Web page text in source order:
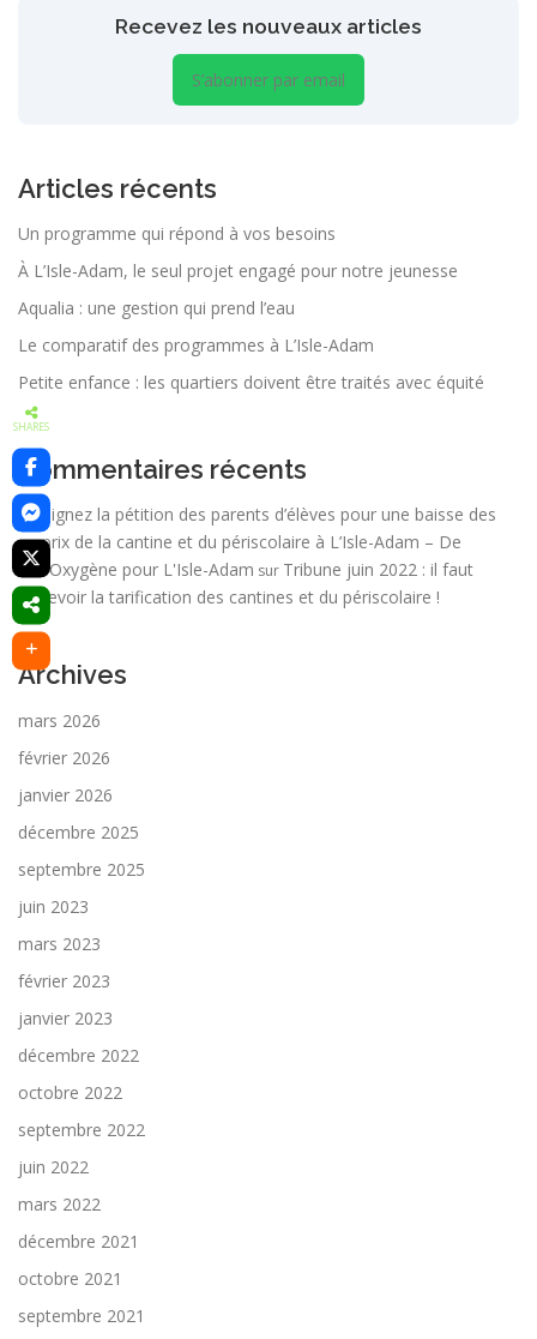
Recevez les nouveaux articles
S’abonner par email
Articles récents
Un programme qui répond à vos besoins
À L’Isle-Adam, le seul projet engagé pour notre jeunesse
Aqualia : une gestion qui prend l’eau
Le comparatif des programmes à L’Isle-Adam
Petite enfance : les quartiers doivent être traités avec équité
Commentaires récents
Signez la pétition des parents d’élèves pour une baisse des
prix de la cantine et du périscolaire à L’Isle-Adam – De
l'Oxygène pour L'Isle-Adam sur Tribune juin 2022 : il faut
revoir la tarification des cantines et du périscolaire !
Archives
mars 2026
février 2026
janvier 2026
décembre 2025
septembre 2025
juin 2023
mars 2023
février 2023
janvier 2023
décembre 2022
octobre 2022
septembre 2022
juin 2022
mars 2022
décembre 2021
octobre 2021
septembre 2021
SHARES